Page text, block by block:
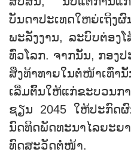
ບັນດາປະເທດໃຫຍ່ເຖິງຜົ
ພະລັງງານ, ລະບົບຕ່ອງ
ທົ່ວໂລກ. ຈາກນັ້ນ, ກອງ
ສິ່ງທ້າທາຍໃນຕໍ່ໜ້າເທົ່
ເລີ່ມຕົ້ນໃຫ້ແກ່ຂະບວນກ
ຊຽນ 2045 ໃຫ້ປະກົດ
ນົດທິດພັດທະນາໄລຍະຍ
ທົດສະວັດຕໍ່ໜ້າ.